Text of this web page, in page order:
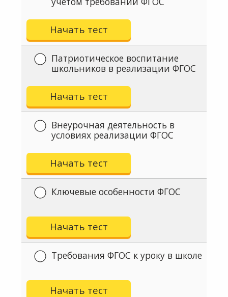
Начать тест
Патриотическое воспитание
школьников в реализации ФГОС
Начать тест
Внеурочная деятельность в
условиях реализации ФГОС
Начать тест
Ключевые особенности ФГОС
Начать тест
Требования ФГОС к уроку в школе
Начать тест